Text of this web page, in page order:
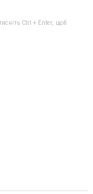
Ctrl + Enter, щоб